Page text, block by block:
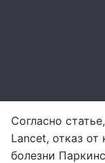
Согласно
Lancet, отказ от
болезни